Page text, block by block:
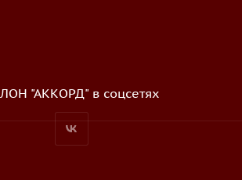
"АККОРД" в соцсетях